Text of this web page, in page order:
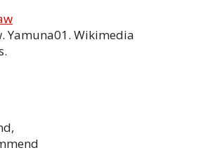
Yamuna01. Wikimedia